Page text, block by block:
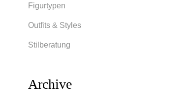
Figurtypen
Outfits & Styles
Stilberatung
Archive